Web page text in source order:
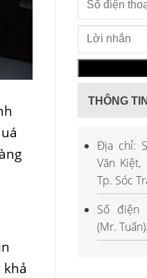
THÔNG
Địa chỉ:
Văn Kiệt,
Tp. Sóc
Số điện
(Mr. Tuấn).